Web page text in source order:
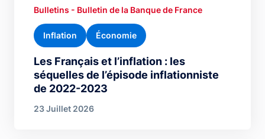
Les Français et l’inflation : les
séquelles de l’épisode inflationniste
de 2022-2023
Bulletins - Bulletin de la Banque de France
Inflation Économie
23 Juillet 2026